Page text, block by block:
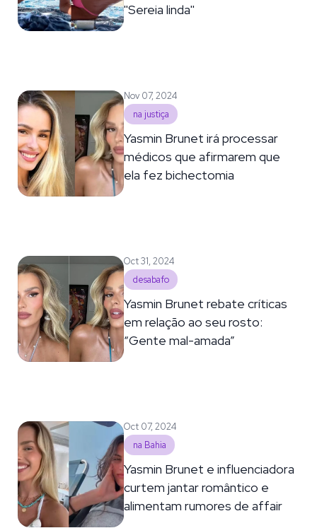
''Sereia linda''
Nov 07, 2024
na justiça
Yasmin Brunet irá processar
médicos que afirmarem que
ela fez bichectomia
Oct 31, 2024
desabafo
Yasmin Brunet rebate críticas
em relação ao seu rosto:
“Gente mal-amada”
Oct 07, 2024
na Bahia
Yasmin Brunet e influenciadora
curtem jantar romântico e
alimentam rumores de affair